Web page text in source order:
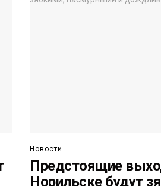
Новости
Предстоящие
Норильске будут